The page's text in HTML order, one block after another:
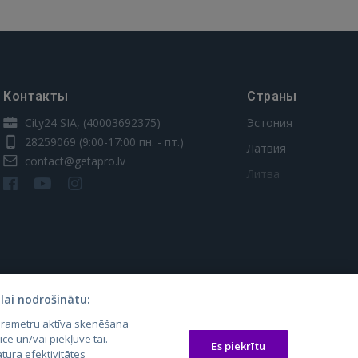
Контакты
City24 SIA, (40003692375)
28259069 (9:00-17:00 пн. - пт.)
contact@getapro.lv
Страны
Эстония
Латвия
Литва
auto24.ee
KV.ee
Osta.ee
KuldneBörs.ee
nodrošinātu:
aktīva skenēšana
un/vai piekļuve tai.
efektivitātes
Es piekrītu